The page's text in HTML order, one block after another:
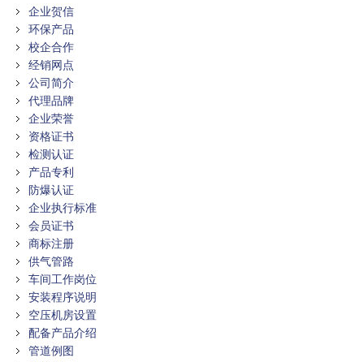
企业贺信
环保产品
校企合作
经销网点
公司简介
代理品牌
企业荣誉
资格证书
检测认证
产品专利
防爆认证
企业执行标准
会员证书
商标注册
供气管路
车间工作岗位
安装程序说明
空压机房设置
配备产品介绍
管道例图